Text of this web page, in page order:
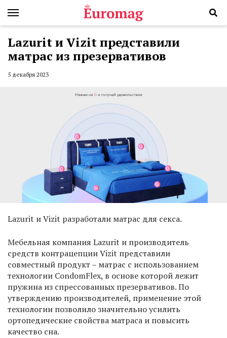
Lazurit и Vizit представили
матрас из презервативов
5 декабря 2023
Lazurit и Vizit разработали матрас для секса.
Мебельная компания Lazurit и производитель
средств контрацепции Vizit представили
совместный продукт – матрас с использованием
технологии CondomFlex, в основе которой лежит
пружина из спрессованных презервативов. По
утверждению производителей, применение этой
технологии позволило значительно усилить
ортопедические свойства матраса и повысить
качество сна.